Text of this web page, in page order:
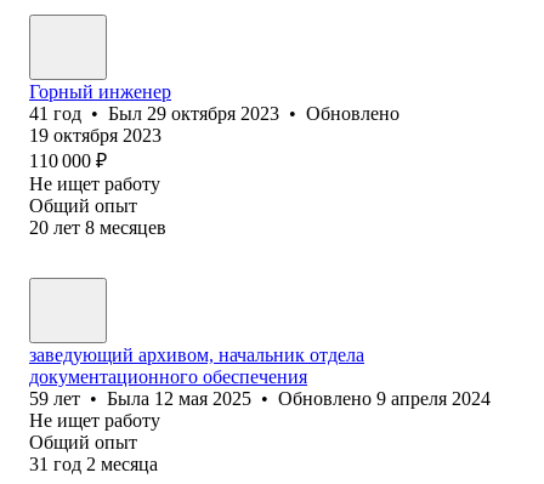
Горный инженер
41 год • Был 29 октября 2023 • Обновлено
19 октября 2023
110 000 ₽
Не ищет работу
Общий опыт
20 лет 8 месяцев
заведующий архивом, начальник отдела
документационного обеспечения
59 лет • Была 12 мая 2025 • Обновлено 9 апреля 2024
Не ищет работу
Общий опыт
31 год 2 месяца